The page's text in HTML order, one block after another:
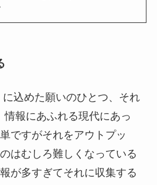
込めた願いのひとつ、それ
情報にあふれる現代にあっ
ですがそれをアウトプッ
はむしろ難しくなっている
が多すぎてそれに収集する